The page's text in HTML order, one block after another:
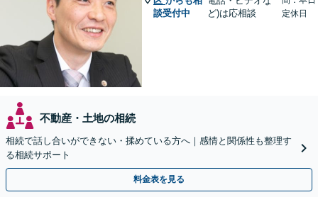
談受付中
ど)は応相談
定休日
不動産・土地の相続
相続で話し合いができない・揉めている方へ｜感情と関係性も整理す
る相続サポート
料金表を見る